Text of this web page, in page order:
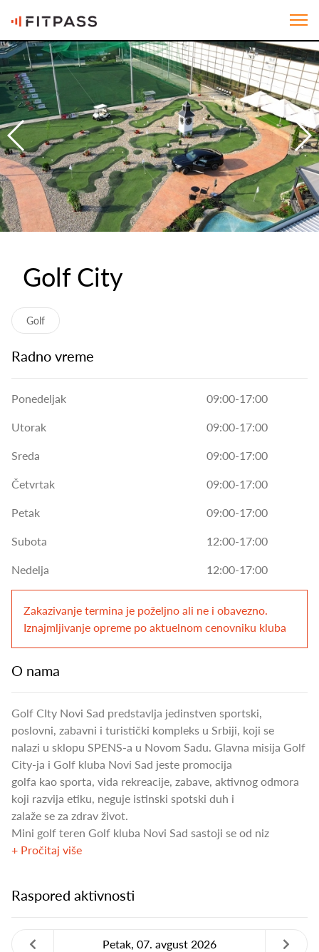
Golf City
Golf
Radno vreme
Ponedeljak 09:00-17:00
Utorak 09:00-17:00
Sreda 09:00-17:00
Četvrtak 09:00-17:00
Petak 09:00-17:00
Subota 12:00-17:00
Nedelja 12:00-17:00
Zakazivanje termina je poželjno ali ne i obavezno.
Iznajmljivanje opreme po aktuelnom cenovniku kluba
O nama
Golf CIty Novi Sad predstavlja jedinstven sportski,
poslovni, zabavni i turistički kompleks u Srbiji, koji se
nalazi u sklopu SPENS-a u Novom Sadu. Glavna misija Golf
City-ja i Golf kluba Novi Sad jeste promocija
golfa kao sporta, vida rekreacije, zabave, aktivnog odmora
koji razvija etiku, neguje istinski spotski duh i
zalaže se za zdrav život.
Mini golf teren Golf kluba Novi Sad sastoji se od niz
+ Pročitaj više
Raspored aktivnosti
Petak, 07. avgust 2026